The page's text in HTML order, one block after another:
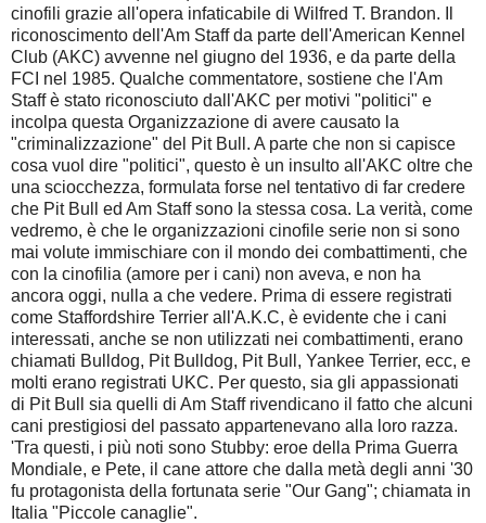
cinofili grazie all'opera infaticabile di Wilfred T. Brandon. Il
riconoscimento dell'Am Staff da parte dell'American Kennel
Club (AKC) avvenne nel giugno del 1936, e da parte della
FCI nel 1985. Qualche commentatore, sostiene che l'Am
Staff è stato riconosciuto dall'AKC per motivi "politici" e
incolpa questa Organizzazione di avere causato la
"criminalizzazione" del Pit Bull. A parte che non si capisce
cosa vuol dire "politici", questo è un insulto all'AKC oltre che
una sciocchezza, formulata forse nel tentativo di far credere
che Pit Bull ed Am Staff sono la stessa cosa. La verità, come
vedremo, è che le organizzazioni cinofile serie non si sono
mai volute immischiare con il mondo dei combattimenti, che
con la cinofilia (amore per i cani) non aveva, e non ha
ancora oggi, nulla a che vedere. Prima di essere registrati
come Staffordshire Terrier all'A.K.C, è evidente che i cani
interessati, anche se non utilizzati nei combattimenti, erano
chiamati Bulldog, Pit Bulldog, Pit Bull, Yankee Terrier, ecc, e
molti erano registrati UKC. Per questo, sia gli appassionati
di Pit Bull sia quelli di Am Staff rivendicano il fatto che alcuni
cani prestigiosi del passato appartenevano alla loro razza.
'Tra questi, i più noti sono Stubby: eroe della Prima Guerra
Mondiale, e Pete, il cane attore che dalla metà degli anni '30
fu protagonista della fortunata serie "Our Gang"; chiamata in
Italia "Piccole canaglie".